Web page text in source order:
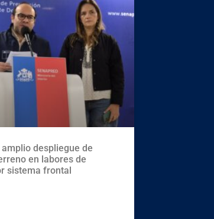
despliegue de
en labores de
sistema frontal